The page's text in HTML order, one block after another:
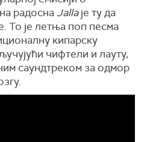
радосна Jallaје ту да
То је летња поп песма
кипарску
чифтели и лауту,
саундтреком за одмор